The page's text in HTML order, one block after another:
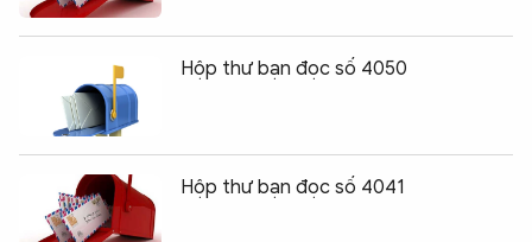
Hộp thư bạn đọc số 4050
Hộp thư bạn đọc số 4041